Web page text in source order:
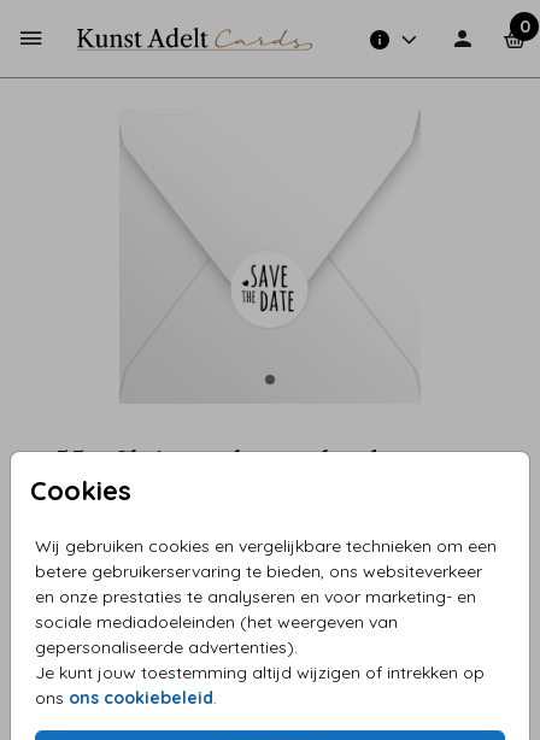
0
Cookies
Wij gebruiken cookies en vergelijkbare technieken om een
betere gebruikerservaring te bieden, ons websiteverkeer
en onze prestaties te analyseren en voor marketing- en
sociale mediadoeleinden (het weergeven van
gepersonaliseerde advertenties).
Je kunt jouw toestemming altijd wijzigen of intrekken op
ons ons cookiebeleid.
OMSCHRIJVING
Sluitzegel huwelijk save the date
Prijs:€ 6,50